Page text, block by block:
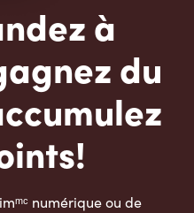
à
du
numérique ou de